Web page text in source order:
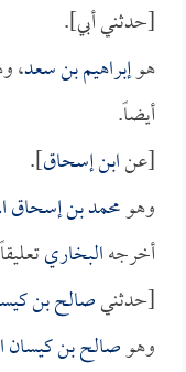
[حدثني أبي].
هوإبراهيم بن سعد،
أيضاً.
[عنابن إسحاق].
وهومحمد بن إسحاق
أخرجهالبخاري
[حدثنيصالح بن
وهوصالح بن كيسان